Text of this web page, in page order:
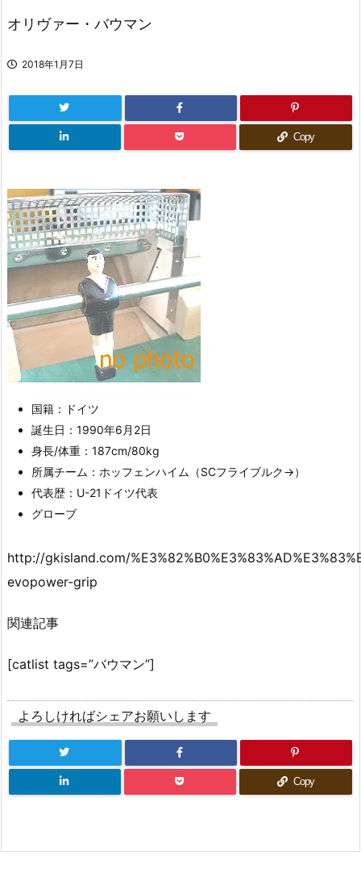
オリヴァー・バウマン
2018年1月7日
Copy
国籍：ドイツ
誕生日：1990年6月2日
身長/体重：187cm/80kg
所属チーム：ホッフェンハイム（SCフライブルク→）
代表歴：U-21ドイツ代表
グローブ
http://gkisland.com/
evopower-grip
関連記事
[catlist tags=”バウマン”]
よろしければシェアお願いします
Copy